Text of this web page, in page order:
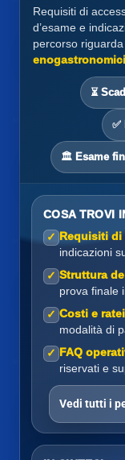
Requisiti di
d’esame e
percorso
⏳
✅
🏛️ Esame
COSA TROVI
✓ Requisiti di
indicazioni
✓ Struttura
prova finale
✓ Costi e
modalità di
✓ FAQ
riservati e
Vedi tutti i